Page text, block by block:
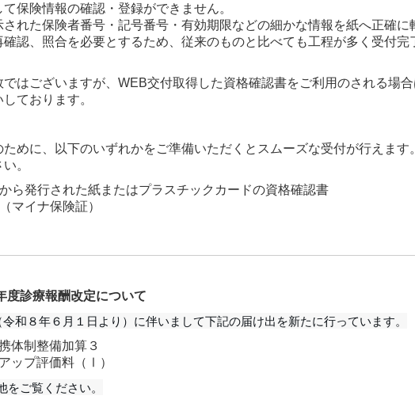
保険情報の確認・登録ができません。
された保険者番号・記号番号・有効期限などの細かな情報を紙へ正確に
確認、照合を必要とするため、従来のものと比べても工程が多く受付完
はございますが、 WEB交付取得した資格確認書をご利用のされる場
ております。
めに、
以下のいずれかをご準備いただくとスムーズな受付が行えます。
。
ら発行された紙またはプラスチックカードの資格確認書
マイナ保険証）
診療報酬改定について
和８年６月１日より）に伴いまして下記の届け出を新たに行っています。
体制整備加算３
ップ評価料（Ⅰ）
をご覧ください。